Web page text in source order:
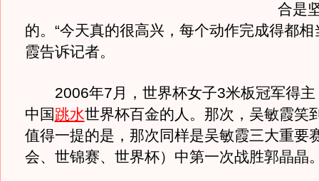
合是
的。“今天真的很高兴，每个动作完成得都相
霞告诉记者。
2006年7月，世界杯女子3米板冠军得主
中国跳水世界杯百金的人。那次，吴敏霞笑
值得一提的是，那次同样是吴敏霞三大重要
会、世锦赛、世界杯）中第一次战胜郭晶晶